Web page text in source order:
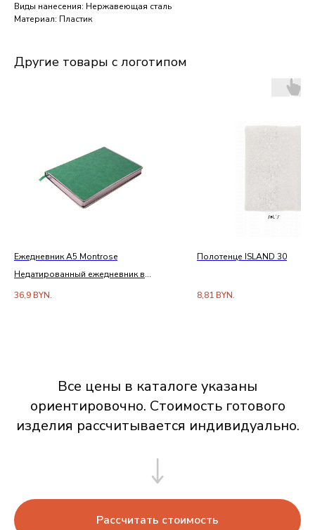
Виды нанесения: Нержавеющая сталь
Материал: Пластик
Другие товары с логотипом
Ежедневник А5 Montrose
Недатированный ежедневник в
рамкой
36,9BYN.
Полотенце ISLAND 30
8,81BYN.
Все цены в каталоге указаны
ориентировочно. Стоимость готового
изделия рассчитывается индивидуально.
Рассчитать стоимость